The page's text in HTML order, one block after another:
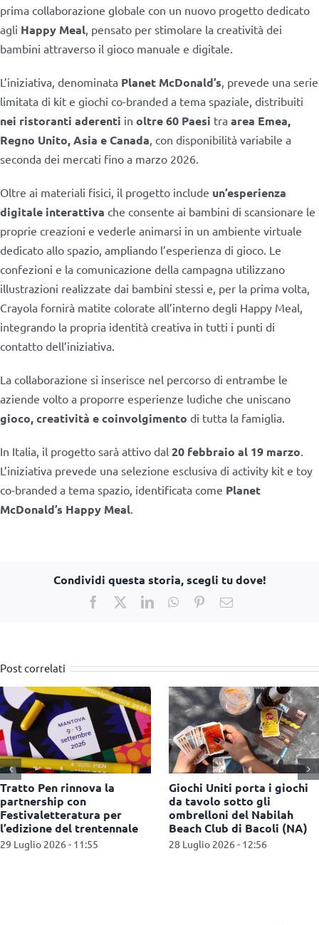
prima collaborazione globale con un nuovo progetto dedicato
agli Happy Meal, pensato per stimolare la creatività dei
bambini attraverso il gioco manuale e digitale.
L’iniziativa, denominata Planet McDonald’s, prevede una serie
limitata di kit e giochi co-branded a tema spaziale, distribuiti
nei ristoranti aderenti in oltre 60 Paesi tra area Emea,
Regno Unito, Asia e Canada, con disponibilità variabile a
seconda dei mercati fino a marzo 2026.
Oltre ai materiali fisici, il progetto include un’esperienza
digitale interattiva che consente ai bambini di scansionare le
proprie creazioni e vederle animarsi in un ambiente virtuale
dedicato allo spazio, ampliando l’esperienza di gioco. Le
confezioni e la comunicazione della campagna utilizzano
illustrazioni realizzate dai bambini stessi e, per la prima volta,
Crayola fornirà matite colorate all’interno degli Happy Meal,
integrando la propria identità creativa in tutti i punti di
contatto dell’iniziativa.
La collaborazione si inserisce nel percorso di entrambe le
aziende volto a proporre esperienze ludiche che uniscano
gioco, creatività e coinvolgimento di tutta la famiglia.
In Italia, il progetto sarà attivo dal 20 febbraio al 19 marzo.
L’iniziativa prevede una selezione esclusiva di activity kit e toy
co-branded a tema spazio, identificata come Planet
McDonald’s Happy Meal.
Condividi questa storia, scegli tu dove!
Facebook
X LinkedInWhatsApp
PinterestEmail
Post correlati
Lego: arriva il programma
fedeltà Insiders in tutti i
Certified Store d’Italia
28 Luglio 2026 - 12:43
Giffoni Film Festival e
Inglesina donano 20
passeggini alle giovani
famiglie del territorio
15 Luglio 2026 - 12:46